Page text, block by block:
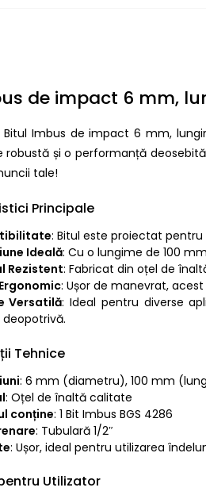
de impact 6 mm,
Bitul Imbus de impact 6 mm,
robustă și o performanță
tale!
Principale
: Bitul este proiectat
Ideală: Cu o lungime de 100
Rezistent: Fabricat din oțel de
: Ușor de manevrat,
Versatilă: Ideal pentru diverse
Tehnice
: 6 mm (diametru), 100 mm
: Oțel de înaltă calitate
conține: 1 Bit Imbus BGS 4286
: Tubulară 1/2″
: Ușor, ideal pentru utilizarea
Utilizator